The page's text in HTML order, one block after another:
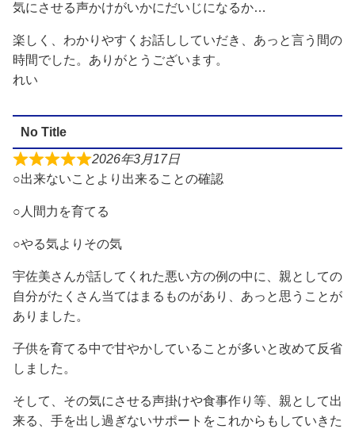
気にさせる声かけがいかにだいじになるか…
楽しく、わかりやすくお話ししていだき、あっと言う間の
時間でした。ありがとうございます。
れい
No Title
2026年3月17日
○出来ないことより出来ることの確認
○人間力を育てる
○やる気よりその気
宇佐美さんが話してくれた悪い方の例の中に、親としての
自分がたくさん当てはまるものがあり、あっと思うことが
ありました。
子供を育てる中で甘やかしていることが多いと改めて反省
しました。
そして、その気にさせる声掛けや食事作り等、親として出
来る、手を出し過ぎないサポートをこれからもしていきた